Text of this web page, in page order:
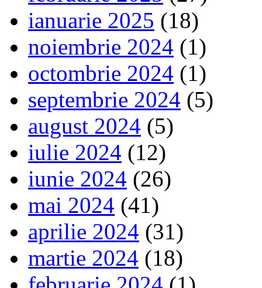
ianuarie 2025 (18)
noiembrie 2024 (1)
octombrie 2024 (1)
septembrie 2024 (5)
august 2024 (5)
iulie 2024 (12)
iunie 2024 (26)
mai 2024 (41)
aprilie 2024 (31)
martie 2024 (18)